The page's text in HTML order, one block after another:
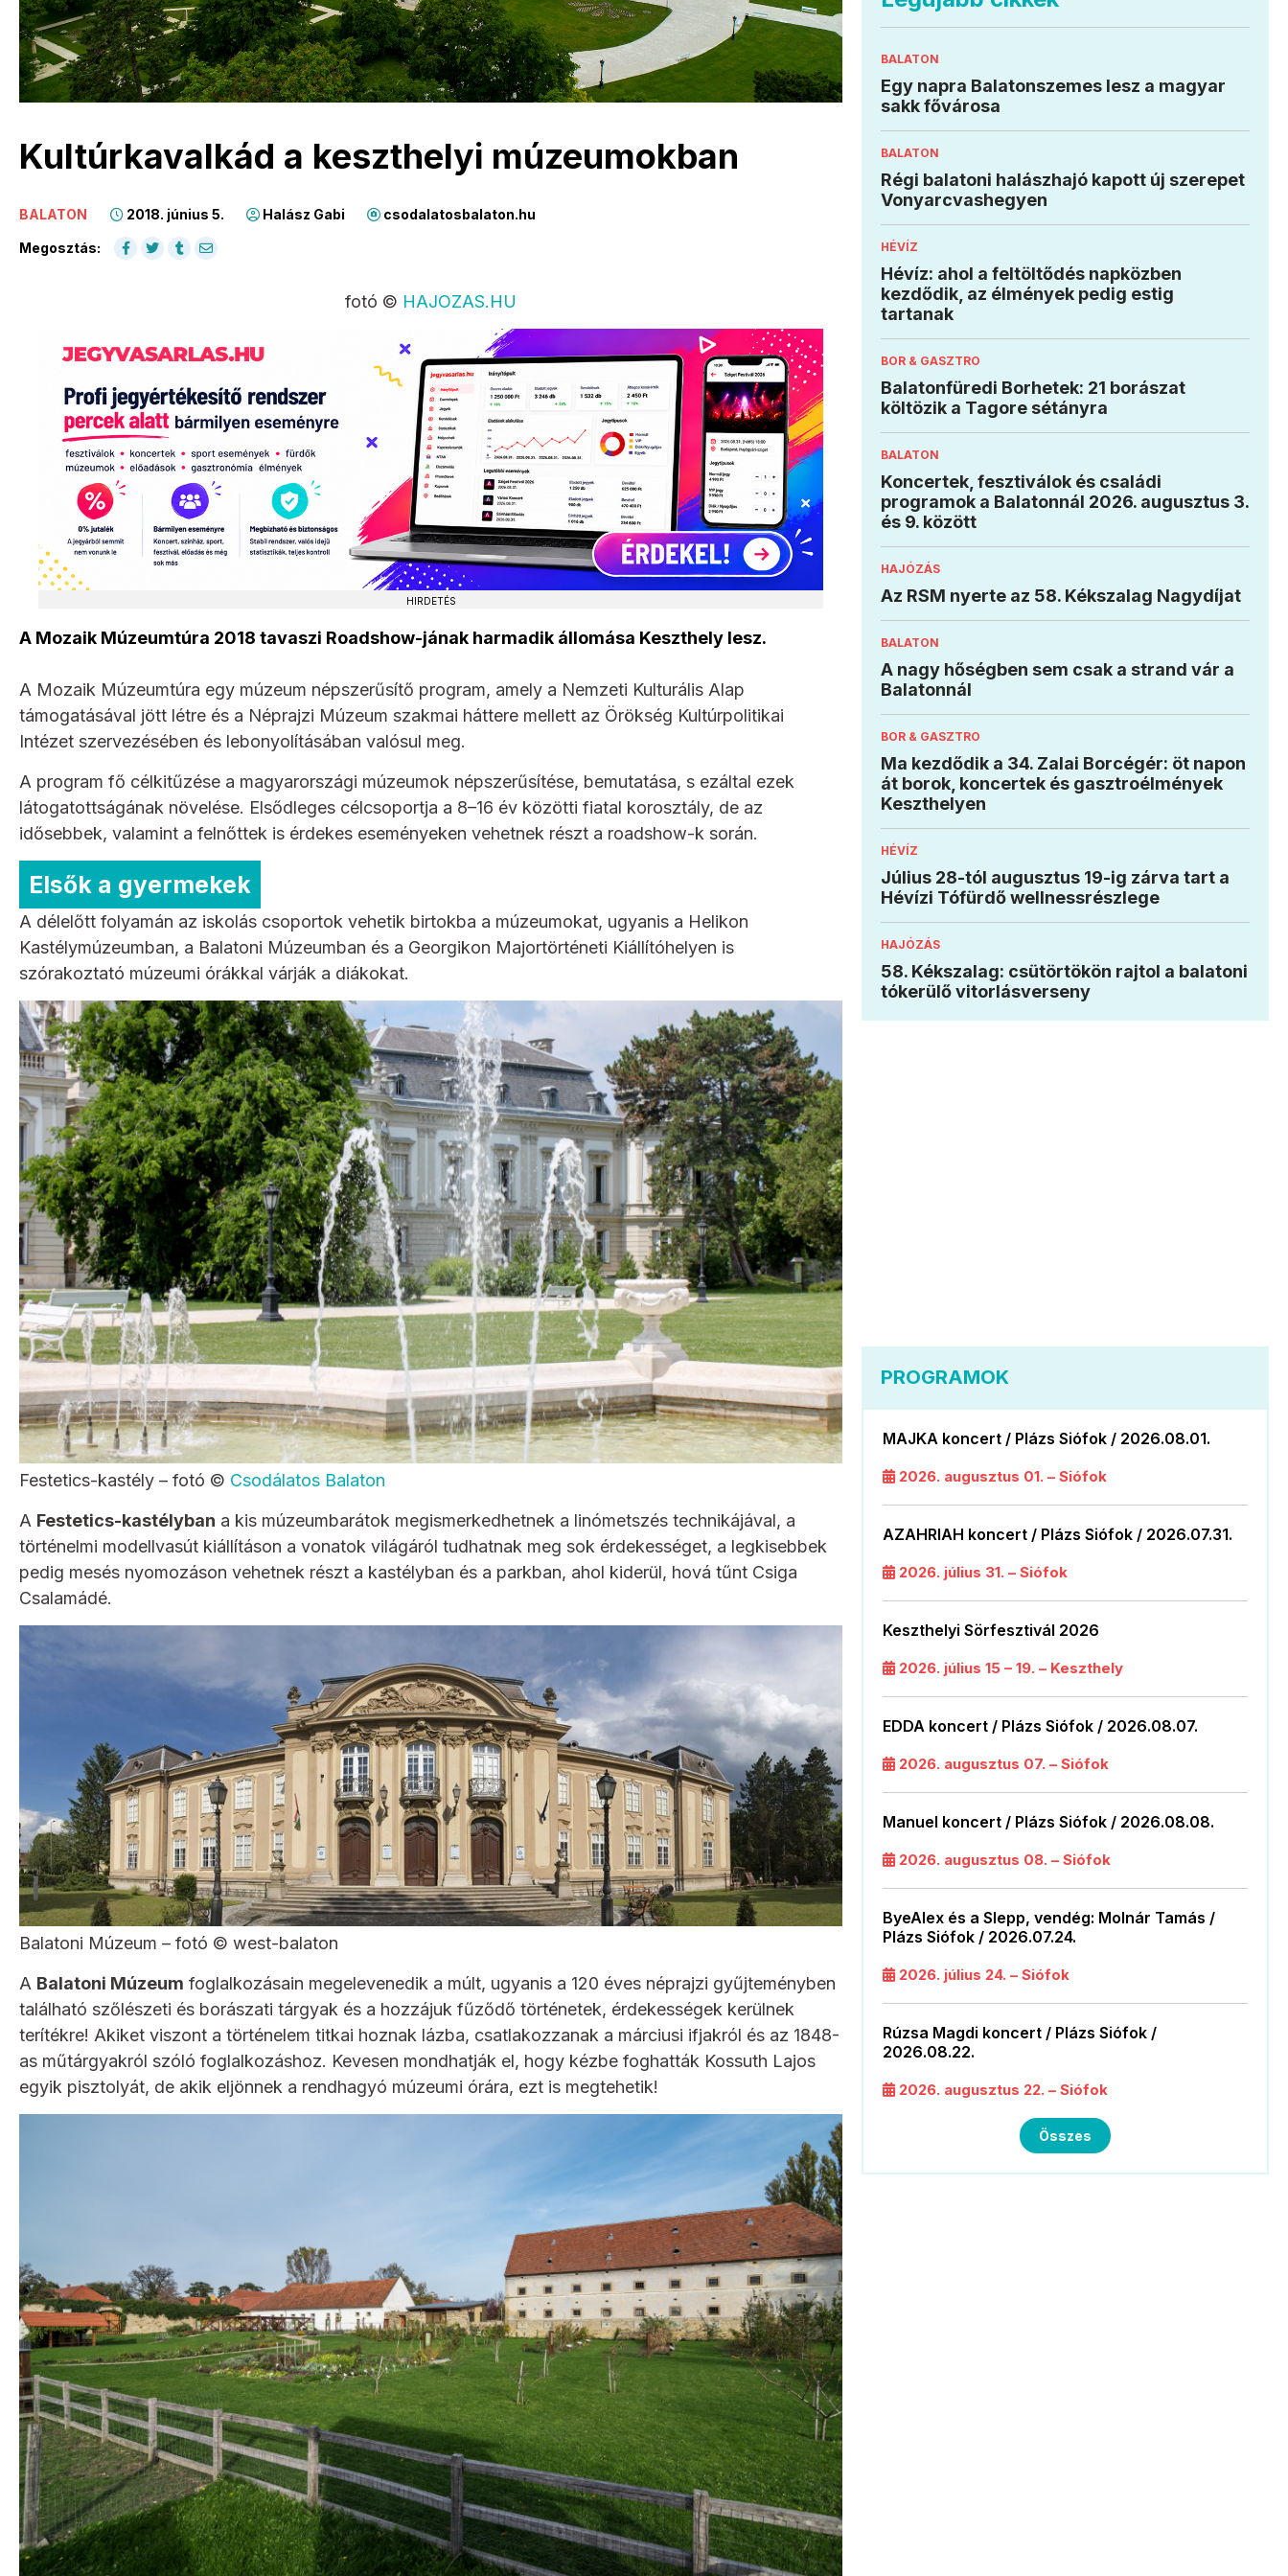
Kultúrkavalkád a keszthelyi múzeumokban
BALATON 2018. június 5. Halász Gabi csodalatosbalaton.hu
Megosztás:
fotó © HAJOZAS.HU
HIRDETÉS
A Mozaik Múzeumtúra 2018 tavaszi Roadshow-jának harmadik állomása Keszthely lesz.
A Mozaik Múzeumtúra egy múzeum népszerűsítő program, amely a Nemzeti Kulturális Alap
támogatásával jött létre és a Néprajzi Múzeum szakmai háttere mellett az Örökség Kultúrpolitikai
Intézet szervezésében és lebonyolításában valósul meg.
A program fő célkitűzése a magyarországi múzeumok népszerűsítése, bemutatása, s ezáltal ezek
látogatottságának növelése. Elsődleges célcsoportja a 8–16 év közötti fiatal korosztály, de az
idősebbek, valamint a felnőttek is érdekes eseményeken vehetnek részt a roadshow-k során.
Elsők a gyermekek
A délelőtt folyamán az iskolás csoportok vehetik birtokba a múzeumokat, ugyanis a Helikon
Kastélymúzeumban, a Balatoni Múzeumban és a Georgikon Majortörténeti Kiállítóhelyen is
szórakoztató múzeumi órákkal várják a diákokat.
Festetics-kastély – fotó © Csodálatos Balaton
A Festetics-kastélyban a kis múzeumbarátok megismerkedhetnek a linómetszés technikájával, a
történelmi modellvasút kiállításon a vonatok világáról tudhatnak meg sok érdekességet, a legkisebbek
pedig mesés nyomozáson vehetnek részt a kastélyban és a parkban, ahol kiderül, hová tűnt Csiga
Csalamádé.
Balatoni Múzeum – fotó © west-balaton
A Balatoni Múzeum foglalkozásain megelevenedik a múlt, ugyanis a 120 éves néprajzi gyűjteményben
található szőlészeti és borászati tárgyak és a hozzájuk fűződő történetek, érdekességek kerülnek
terítékre! Akiket viszont a történelem titkai hoznak lázba, csatlakozzanak a márciusi ifjakról és az 1848-
as műtárgyakról szóló foglalkozáshoz. Kevesen mondhatják el, hogy kézbe foghatták Kossuth Lajos
egyik pisztolyát, de akik eljönnek a rendhagyó múzeumi órára, ezt is megtehetik!
BALATON
Egy napra Balatonszemes lesz a magyar
sakk fővárosa
BALATON
Régi balatoni halászhajó kapott új szerepet
Vonyarcvashegyen
HÉVÍZ
Hévíz: ahol a feltöltődés napközben
kezdődik, az élmények pedig estig
tartanak
BOR & GASZTRO
Balatonfüredi Borhetek: 21 borászat
költözik a Tagore sétányra
BALATON
Koncertek, fesztiválok és családi
programok a Balatonnál 2026. augusztus 3.
és 9. között
HAJÓZÁS
Az RSM nyerte az 58. Kékszalag Nagydíjat
BALATON
A nagy hőségben sem csak a strand vár a
Balatonnál
BOR & GASZTRO
Ma kezdődik a 34. Zalai Borcégér: öt napon
át borok, koncertek és gasztroélmények
Keszthelyen
HÉVÍZ
Július 28-tól augusztus 19-ig zárva tart a
Hévízi Tófürdő wellnessrészlege
HAJÓZÁS
58. Kékszalag: csütörtökön rajtol a balatoni
tókerülő vitorlásverseny
PROGRAMOK
MAJKA koncert / Plázs Siófok / 2026.08.01.
2026. augusztus 01. – Siófok
AZAHRIAH koncert / Plázs Siófok / 2026.07.31.
2026. július 31. – Siófok
Keszthelyi Sörfesztivál 2026
2026. július 15 – 19. – Keszthely
EDDA koncert / Plázs Siófok / 2026.08.07.
2026. augusztus 07. – Siófok
Manuel koncert / Plázs Siófok / 2026.08.08.
2026. augusztus 08. – Siófok
ByeAlex és a Slepp, vendég: Molnár Tamás /
Plázs Siófok / 2026.07.24.
2026. július 24. – Siófok
Rúzsa Magdi koncert / Plázs Siófok /
2026.08.22.
2026. augusztus 22. – Siófok
Összes